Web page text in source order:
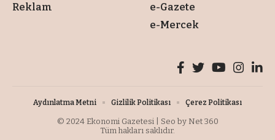
Reklam
e-Gazete
e-Mercek
© 2024 Ekonomi Gazetesi | Seo by Net 360
Tüm hakları saklıdır.
Aydınlatma Metni Gizlilik Politikası Çerez Politikası